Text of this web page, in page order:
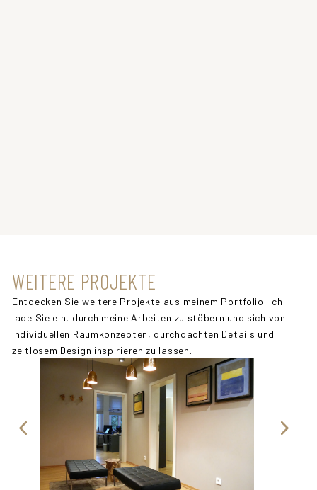
WEITERE PROJEKTE
Entdecken Sie weitere Projekte aus meinem Portfolio. Ich
lade Sie ein, durch meine Arbeiten zu stöbern und sich von
individuellen Raumkonzepten, durchdachten Details und
zeitlosem Design inspirieren zu lassen.